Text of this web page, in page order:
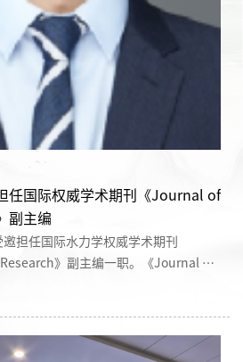
任国际权威学术期刊《Journal of
副主编
担任国际水力学权威学术期刊
》副主编一职。《Journal of
际水利与环境工程学会（IAHR）的旗
域的理论、实验及计算应用研究，尤